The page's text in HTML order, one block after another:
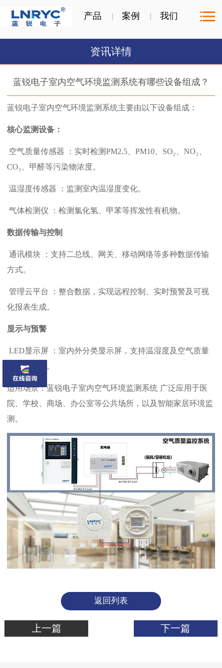
产品 案例 我们
资讯详情
蓝锐电子室内空气环境监测系统有哪些设备组成？
蓝锐电子室内空气环境监测系统主要由以下设备组成：
核心监测设备：
‌ 空气质量传感器 ‌：实时检测PM2.5、PM10、SO₂、NO₂、
CO₂、甲醛等污染物浓度。 ‌
‌ 温湿度传感器 ‌：监测室内温湿度变化。 ‌
‌ 气体检测仪 ‌：检测氯化氢、甲苯等挥发性有机物。 ‌
数据传输与控制
‌ 通讯模块 ‌：支持二总线、网关、移动网络等多种数据传输
方式。 ‌
‌ 管理云平台 ‌：整合数据，实现远程控制、实时预警及可视
化报表生成。 ‌
显示与预警
‌ LED显示屏 ‌：室内外分类显示屏，支持温湿度及空气质量
数据可视化。 ‌
适用场景：蓝锐电子室内空气环境监测系统 广泛应用于医
院、学校、商场、办公室等公共场所，以及智能家居环境监
测。
返回列表
上一篇 下一篇